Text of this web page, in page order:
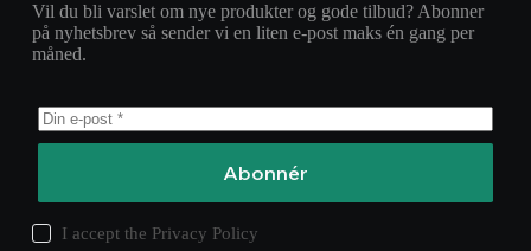
Vil du bli varslet om nye produkter og gode tilbud? Abonner
på nyhetsbrev så sender vi en liten e-post maks én gang per
måned.
Abonnér
I accept the Privacy Policy